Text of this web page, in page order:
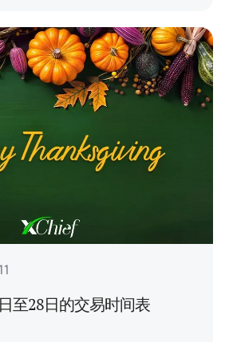
至28日的交易时间表